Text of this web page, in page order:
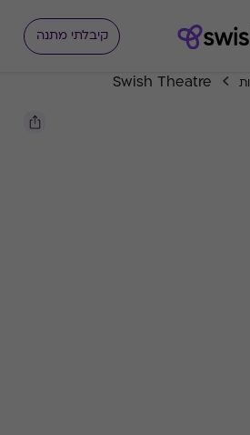
קיבלתי מתנה
Swish Theatre